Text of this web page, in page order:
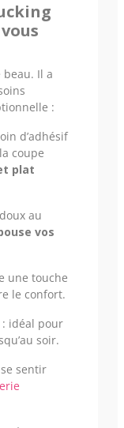
beau. Il a
:
d’adhésif
coupe
plat
au
vos
une touche
le confort.
: idéal pour
soir.
sentir